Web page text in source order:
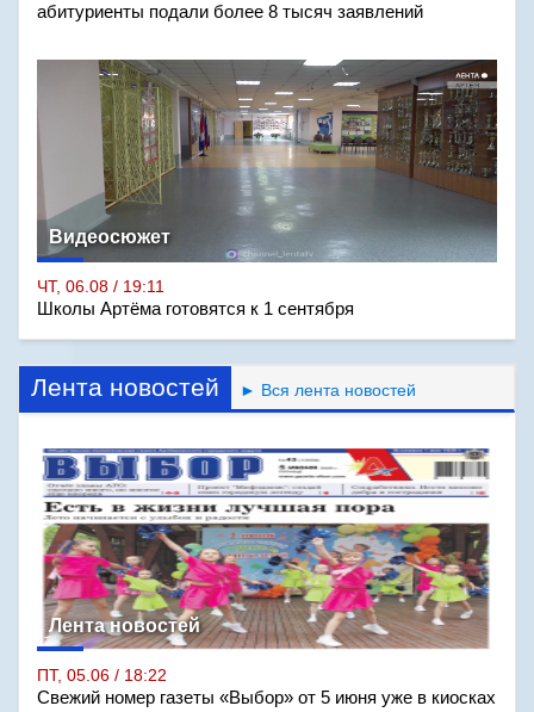
абитуриенты подали более 8 тысяч заявлений
Видеосюжет
ЧТ, 06.08 / 19:11
Школы Артёма готовятся к 1 сентября
Лента новостей ► Вся лента новостей
Лента новостей
ПТ, 05.06 / 18:22
Свежий номер газеты «Выбор» от 5 июня уже в киосках